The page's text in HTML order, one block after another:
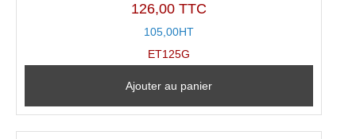
126,00 TTC
105,00HT
ET125G
Ajouter au panier